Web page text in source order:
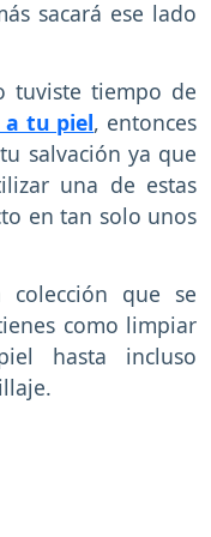
sacará ese lado
tuviste tiempo de
a tu piel, entonces
salvación ya que
una de estas
en tan solo unos
colección que se
como limpiar
hasta incluso